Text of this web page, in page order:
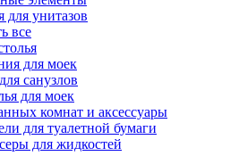
для унитазов
все
для моек
санузлов
для моек
комнат и аксессуары
для туалетной бумаги
для жидкостей